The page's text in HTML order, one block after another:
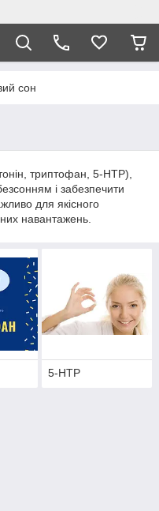
сон
триптофан, 5-HTP),
і забезпечити
для якісного
навантажень.
5-HTP